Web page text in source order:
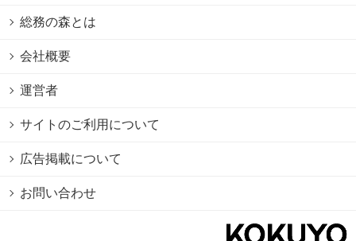
総務の森とは
会社概要
運営者
サイトのご利用について
広告掲載について
お問い合わせ